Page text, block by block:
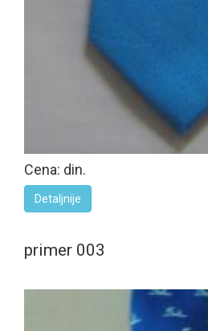
Cena: din.
Detaljnije
primer 003